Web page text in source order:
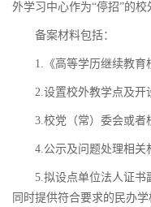
外学习中心作为“停招”的校
备案材料包括：
1.《高等学历继续教育
2.设置校外教学点及开
3.校党（常）委会或者
4.公示及问题处理相关
5.拟设点单位法人证书
同时提供符合要求的民办